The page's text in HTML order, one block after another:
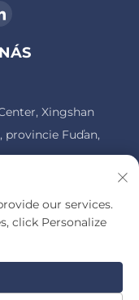
Xingshan
provincie Fuďan,
Co., Ltd.
our services.
click Personalize